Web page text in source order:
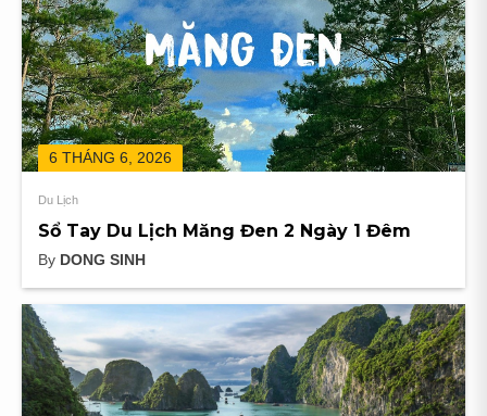
6 THÁNG 6, 2026
Du Lịch
Sổ Tay Du Lịch Măng Đen 2 Ngày 1 Đêm
By DONG SINH